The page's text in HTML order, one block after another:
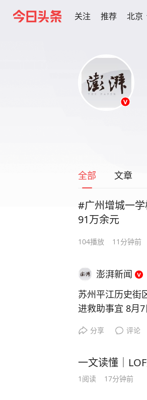
关注 推荐 北京
全部 文章
#广州增城一
91万余元
104播放 11分钟前
澎湃新闻
苏州平江历史街
进救助事宜 8月
并灌入不明液体
平江河岸多位沿
此次受损的老树
分享 评论
一文读懂｜
1 阅读 17分钟前